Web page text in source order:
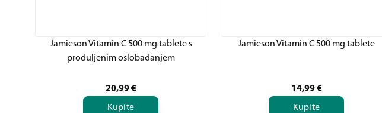
Jamieson Vitamin C 500 mg tablete s
produljenim oslobađanjem
20,99 €
Kupite
Jamieson Vitamin C 500 mg tablete
14,99 €
Kupite